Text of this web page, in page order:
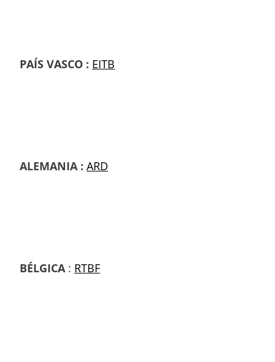
PAÍS VASCO : EITB
ALEMANIA : ARD
BÉLGICA: RTBF